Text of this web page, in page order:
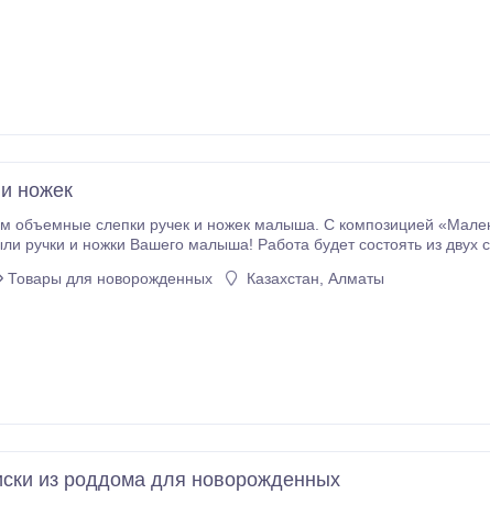
ножек
объемные слепки ручек и ножек малыша. С композицией
и ножки Вашего малыша! Работа будет состоять из двух слепков, багетной рамки, фона
Товары для новорожденных Казахстан, Алматы
из роддома для новорожденных